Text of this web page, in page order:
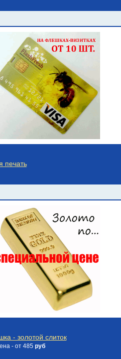
печать
- золотой слиток
- от 485 руб